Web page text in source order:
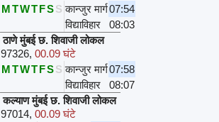
MTWT FS S कान्जुर मार्ग07:54
विद्याविहार
08:03
ठाणे मुंबई छ. शिवाजी लोकल
97326, 00.09 घंटे
MTWT FS S कान्जुर मार्ग07:58
विद्याविहार
08:07
कल्याण मुंबई छ. शिवाजी लोकल
97014, 00.09 घंटे